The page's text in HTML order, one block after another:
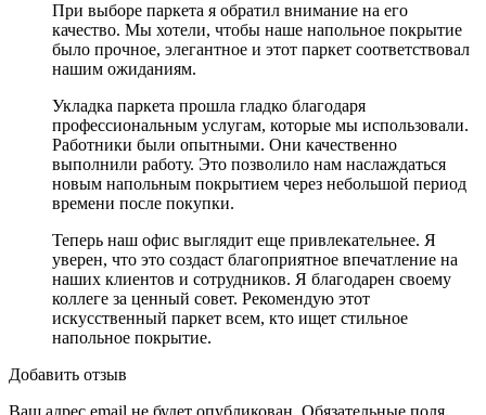
При выборе паркета я обратил внимание на его
качество. Мы хотели, чтобы наше напольное покрытие
было прочное, элегантное и этот паркет соответствовал
нашим ожиданиям.
Укладка паркета прошла гладко благодаря
профессиональным услугам, которые мы использовали.
Работники были опытными. Они качественно
выполнили работу. Это позволило нам наслаждаться
новым напольным покрытием через небольшой период
времени после покупки.
Теперь наш офис выглядит еще привлекательнее. Я
уверен, что это создаст благоприятное впечатление на
наших клиентов и сотрудников. Я благодарен своему
коллеге за ценный совет. Рекомендую этот
искусственный паркет всем, кто ищет стильное
напольное покрытие.
Добавить отзыв